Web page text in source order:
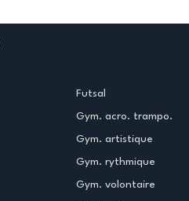
Futsal
Gym. acro. trampo.
Gym. artistique
Gym. rythmique
Gym. volontaire